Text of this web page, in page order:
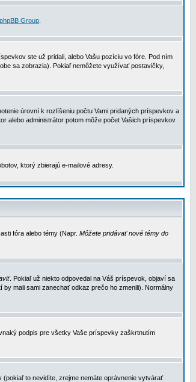
phpBB Group
ste už pridali, alebo Vašu pozíciu vo fóre. Pod ním
sa zobrazia). Pokiaľ nemôžete využívať postavičky,
úrovní k rozlíšeniu počtu Vami pridaných príspevkov a
alebo administrátor potom môže počet Vašich príspevkov
ktorý zbierajú e-mailové adresy.
fóra alebo témy (Napr. Môžete pridávať nové témy do
. Pokiaľ už niekto odpovedal na Váš príspevok, objaví sa
mali sami zanechať odkaz prečo ho zmenili). Normálny
podpis pre všetky Vaše príspevky zaškrtnutím
to nevidíte, zrejme nemáte oprávnenie vytvárať